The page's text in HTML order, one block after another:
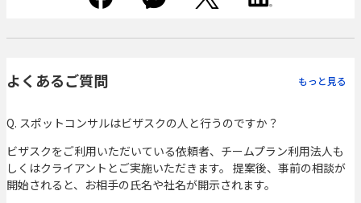
よくあるご質問 もっと見る
Q. スポットコンサルはビザスクの人と行うのですか？
ビザスクをご利用いただいている依頼者、チームプラン利用法人も
しくはクライアントとご実施いただきます。 提案後、事前の相談が
開始されると、お相手の氏名や社名が開示されます。